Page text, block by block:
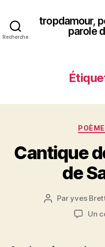
Recherche
tropdamour,
parole
Cantique
de
Auteur
Paryves
Un